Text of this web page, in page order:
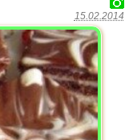
15.02.2014